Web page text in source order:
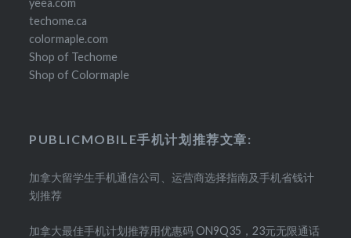
yeea.com
techome.ca
colormaple.com
Shop of Techome
Shop of Colormaple
PUBLICMOBILE手机计划推荐文章:
加拿大留学生手机通信公司、运营商选择指南及手机省钱计
划推荐
加拿大最佳手机计划推荐用优惠码 ON9Q35，23元无限通话